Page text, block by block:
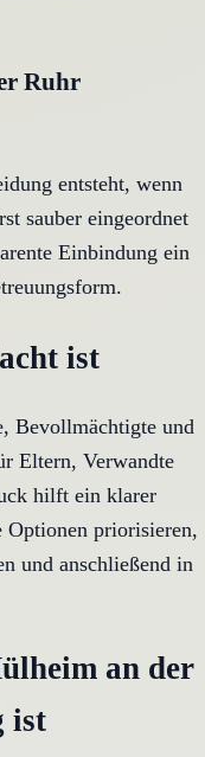
Ruhr
entsteht, wenn
sauber eingeordnet
Einbindung ein
ist
Bevollmächtigte und
Eltern, Verwandte
hilft ein klarer
Optionen priorisieren,
und anschließend in
an der
ist